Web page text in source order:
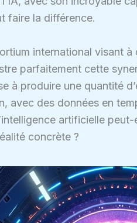
faire la différence.
international visant
parfaitement cette
à produire une quantité
avec des données en
artificielle
concrète ?